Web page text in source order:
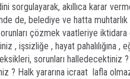
sorgulayarak, akıllıca karar
de, belediye ve hatta
çözmek vaatleriye
, işsizliğe , hayat pahalılığına
eksikleri, sorunları halledecektiniz
? Halk yararına icraat lafla